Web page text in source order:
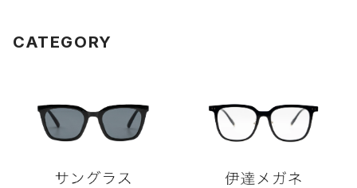
CATEGORY